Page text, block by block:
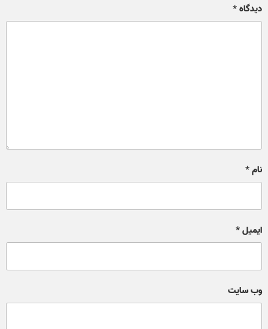
دیدگاه*
نام*
ایمیل*
وب‌ سایت